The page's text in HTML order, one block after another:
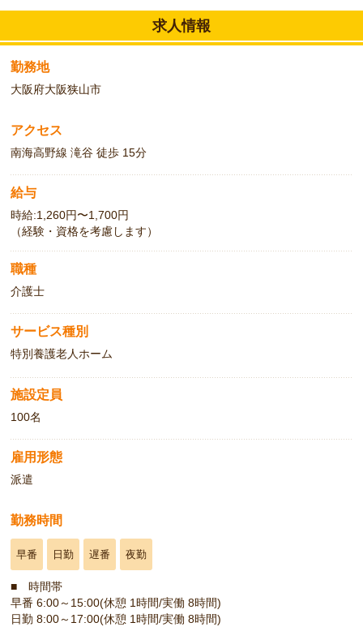
求人情報
勤務地
大阪府大阪狭山市
アクセス
南海高野線 滝谷 徒歩 15分
給与
時給:1,260円〜1,700円
（経験・資格を考慮します）
職種
介護士
サービス種別
特別養護老人ホーム
施設定員
100名
雇用形態
派遣
勤務時間
早番 日勤 遅番 夜勤
■ 時間帯
早番 6:00～15:00(休憩 1時間/実働 8時間)
日勤 8:00～17:00(休憩 1時間/実働 8時間)